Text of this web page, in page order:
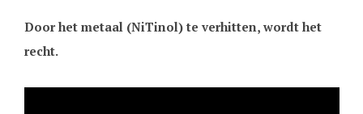
Door het metaal (NiTinol) te verhitten, wordt het
recht.